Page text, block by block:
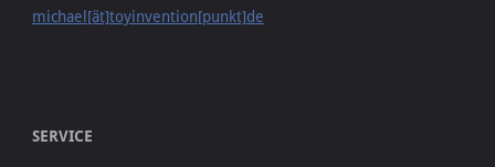
michael[ät]toyinvention[punkt]de
SERVICE